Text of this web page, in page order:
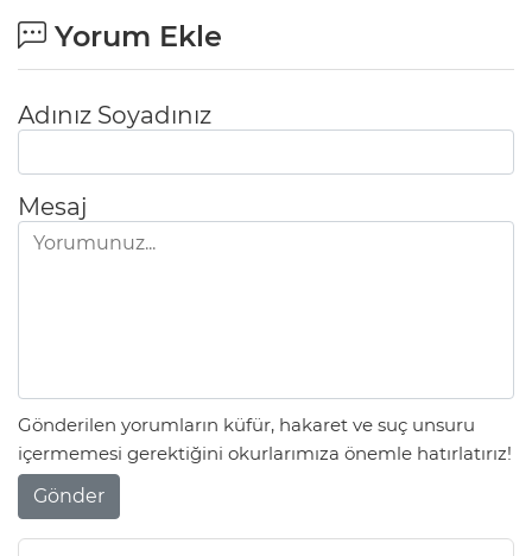
Yorum Ekle
Adınız Soyadınız
Mesaj
Gönderilen yorumların küfür, hakaret ve suç unsuru
içermemesi gerektiğini okurlarımıza önemle hatırlatırız!
Gönder